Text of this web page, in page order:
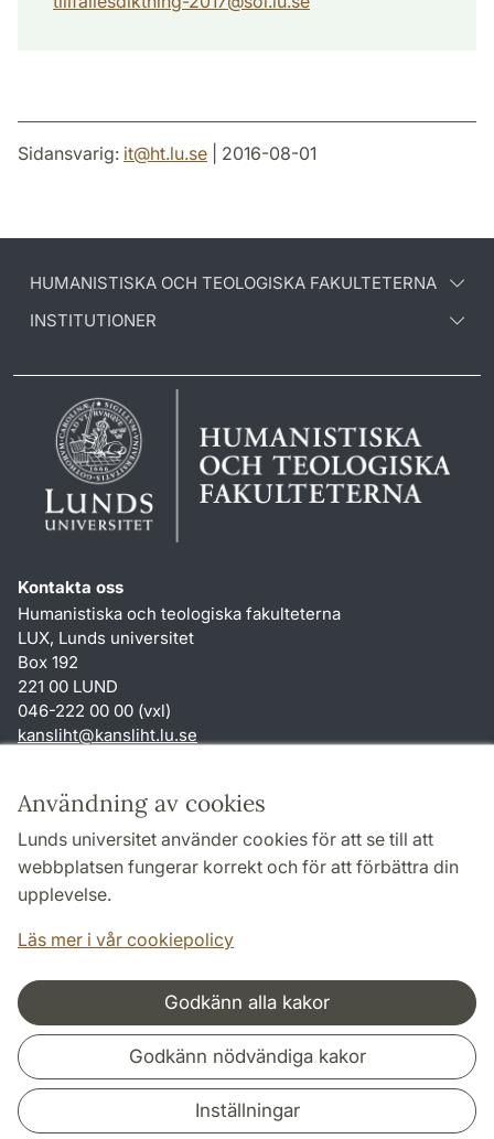
Användning av cookies
Lunds universitet använder cookies för att se till att
webbplatsen fungerar korrekt och för att förbättra din
upplevelse.
Läs mer i vår cookiepolicy
Godkänn alla kakor
Godkänn nödvändiga kakor
Inställningar
Sidansvarig: it@ht.lu.se | 2016-08-01
HUMANISTISKA OCH TEOLOGISKA FAKULTETERNA
INSTITUTIONER
Kontakta oss
Humanistiska och teologiska fakulteterna
LUX, Lunds universitet
Box 192
221 00 LUND
046-222 00 00 (vxl)
kansliht@kansliht.lu.se
Genvägar
Om webbplatsen och cookies
Behandling av personuppgifter
Tillgänglighetsredogörelse
Samarbeten och nätverk